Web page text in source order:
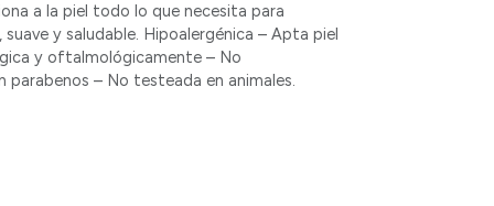
a la piel todo lo que necesita para
y saludable. Hipoalergénica – Apta piel
y oftalmológicamente – No
parabenos – No testeada en animales.